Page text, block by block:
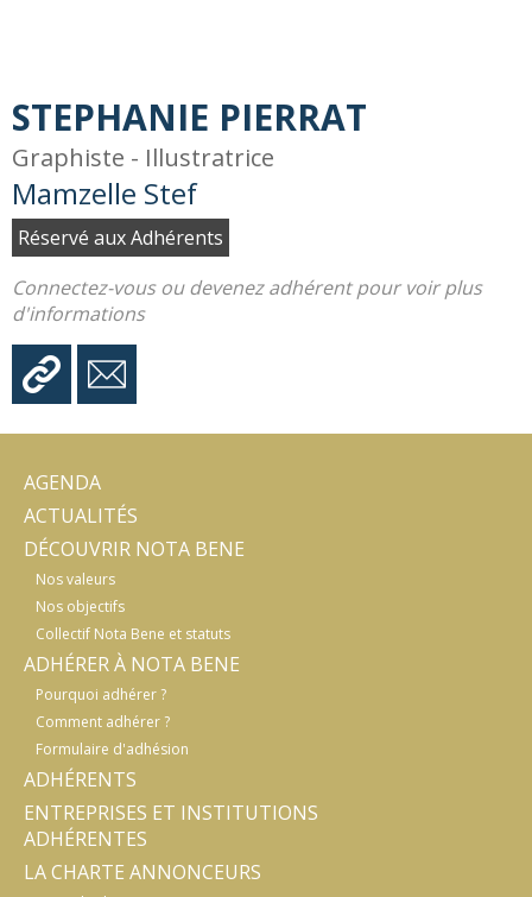
STEPHANIE PIERRAT
Graphiste - Illustratrice
Mamzelle Stef
Réservé aux Adhérents
Connectez-vous ou devenez adhérent pour voir plus
d'informations
AGENDA
ACTUALITÉS
DÉCOUVRIR NOTA BENE
Nos valeurs
Nos objectifs
Collectif Nota Bene et statuts
ADHÉRER À NOTA BENE
Pourquoi adhérer ?
Comment adhérer ?
Formulaire d'adhésion
ADHÉRENTS
ENTREPRISES ET INSTITUTIONS
ADHÉRENTES
LA CHARTE ANNONCEURS